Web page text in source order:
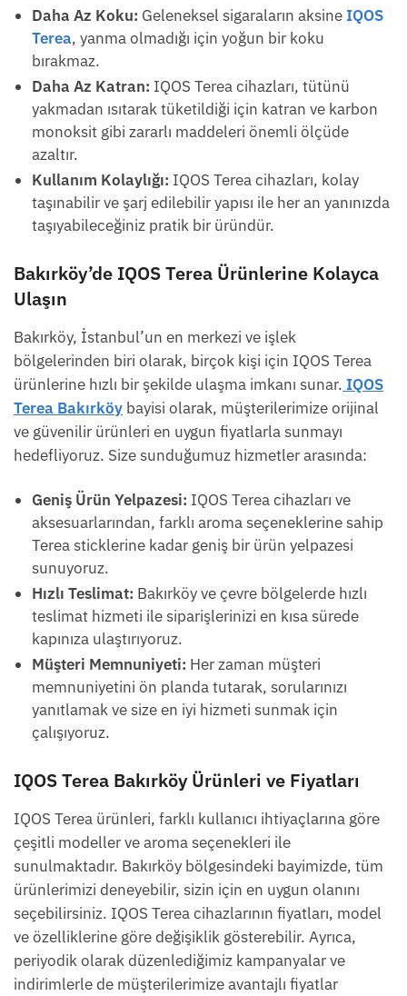
Daha Az Koku: Geleneksel sigaraların aksine IQOS
Terea, yanma olmadığı için yoğun bir koku
bırakmaz.
Daha Az Katran: IQOS Terea cihazları, tütünü
yakmadan ısıtarak tüketildiği için katran ve karbon
monoksit gibi zararlı maddeleri önemli ölçüde
azaltır.
Kullanım Kolaylığı: IQOS Terea cihazları, kolay
taşınabilir ve şarj edilebilir yapısı ile her an yanınızda
taşıyabileceğiniz pratik bir üründür.
Bakırköy’de IQOS Terea Ürünlerine Kolayca
Ulaşın
Bakırköy, İstanbul’un en merkezi ve işlek
bölgelerinden biri olarak, birçok kişi için IQOS Terea
ürünlerine hızlı bir şekilde ulaşma imkanı sunar. IQOS
Terea Bakırköy bayisi olarak, müşterilerimize orijinal
ve güvenilir ürünleri en uygun fiyatlarla sunmayı
hedefliyoruz. Size sunduğumuz hizmetler arasında:
Geniş Ürün Yelpazesi: IQOS Terea cihazları ve
aksesuarlarından, farklı aroma seçeneklerine sahip
Terea sticklerine kadar geniş bir ürün yelpazesi
sunuyoruz.
Hızlı Teslimat: Bakırköy ve çevre bölgelerde hızlı
teslimat hizmeti ile siparişlerinizi en kısa sürede
kapınıza ulaştırıyoruz.
Müşteri Memnuniyeti: Her zaman müşteri
memnuniyetini ön planda tutarak, sorularınızı
yanıtlamak ve size en iyi hizmeti sunmak için
çalışıyoruz.
IQOS Terea Bakırköy Ürünleri ve Fiyatları
IQOS Terea ürünleri, farklı kullanıcı ihtiyaçlarına göre
çeşitli modeller ve aroma seçenekleri ile
sunulmaktadır. Bakırköy bölgesindeki bayimizde, tüm
ürünlerimizi deneyebilir, sizin için en uygun olanını
seçebilirsiniz. IQOS Terea cihazlarının fiyatları, model
ve özelliklerine göre değişiklik gösterebilir. Ayrıca,
periyodik olarak düzenlediğimiz kampanyalar ve
indirimlerle de müşterilerimize avantajlı fiyatlar